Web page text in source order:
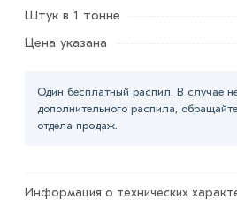
монолитных зданий и
«Добавить в корзину»или
«Быстрый заказ» . Также можете
контактам указанным на сайте.
мм из категорииУголок
Штук в 1 тонне
Цена указана
Один бесплатный распил. В случае
дополнительного распила,
отдела продаж.
Информация о технических